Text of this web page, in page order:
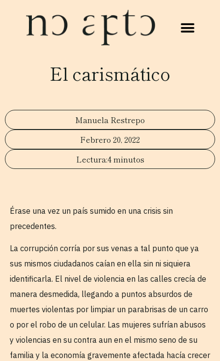
El carismático
Manuela Restrepo
Febrero 20, 2022
4 minutos
Érase una vez un país sumido en una crisis sin
precedentes.
La corrupción corría por sus venas a tal punto que ya
sus mismos ciudadanos caían en ella sin ni siquiera
identificarla. El nivel de violencia en las calles crecía de
manera desmedida, llegando a puntos absurdos de
muertes violentas por limpiar un parabrisas de un carro
o por el robo de un celular. Las mujeres sufrían abusos
y violencias en su contra aun en el mismo seno de su
familia y la economía gravemente afectada hacía crecer